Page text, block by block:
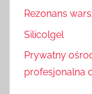
Rezonans
Silicolgel
Prywatny
profesjonalna